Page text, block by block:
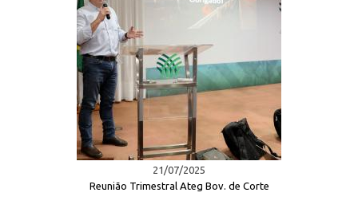
21/07/2025
Reunião Trimestral Ateg Bov. de Corte